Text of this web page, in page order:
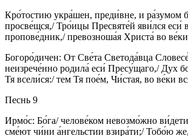
Кро́тостию укра́шен, преди́вне, и ра́зумом
просве́щся,/ Тро́ицы Пресвяте́й яви́лся еси́
пропове́дник,/ превозноша́я Христа́ во
Богоро́дичен: От Све́та Светода́вца
неизрече́нно родила́ еси́ Пресу́щаго,/ Дух
Тя всели́ся:/ тем Тя пое́м, Чи́стая, во ве́ки
Песнь 9
Ирмо́с: Бо́га/ челове́ком невозмо́жно
сме́ют чи́ни а́нгельстии взира́ти;/ Тобо́ю